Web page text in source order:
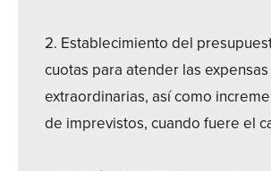
2. Establecimiento del
cuotas para atender las
extraordinarias, así como
de imprevistos, cuando fuere el